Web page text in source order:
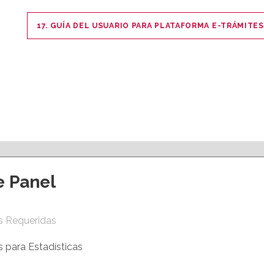
17. GUÍA DEL USUARIO PARA PLATAFORMA E-TRÁMITES
y eventos
ACCIONES
Panel
Requeridas
para Estadísticas